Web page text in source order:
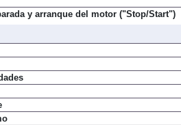
y arranque del motor ("Stop/Start")